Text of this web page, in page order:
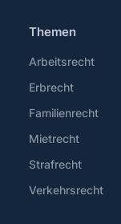
Themen
Arbeitsrecht
Erbrecht
Familienrecht
Mietrecht
Strafrecht
Verkehrsrecht